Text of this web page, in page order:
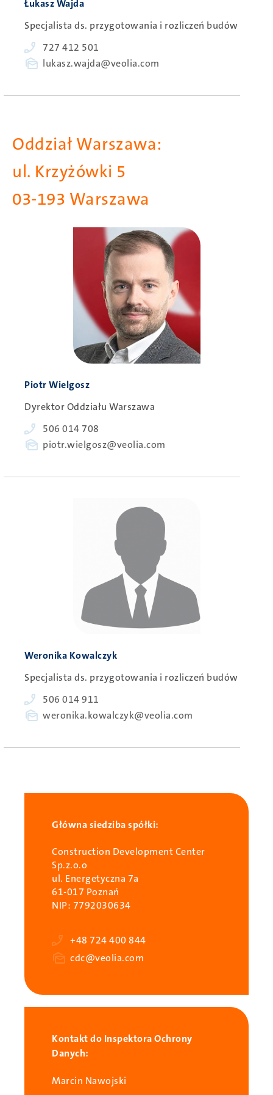
Person
Łukasz Wajda
Specjalista ds. przygotowania i rozliczeń budów
Phone
727 412 501
E-
lukasz.wajda@veolia.com
Oddział Warszawa:
ul. Krzyżówki 5
03-193 Warszawa
Person
Piotr Wielgosz
Dyrektor Oddziału Warszawa
Phone
506 014 708
E-
piotr.wielgosz@veolia.com
Person
Weronika Kowalczyk
Specjalista ds. przygotowania i rozliczeń budów
Phone
506 014 911
E-
weronika.kowalczyk@veolia.com
Główna siedziba spółki:
Construction Development Center
Sp.z.o.o
ul. Energetyczna 7a
61-017 Poznań
NIP: 7792030634
Phone
+48 724 400 844
E-
cdc@veolia.com
Kontakt do Inspektora Ochrony
Danych:
Person
Marcin Nawojski